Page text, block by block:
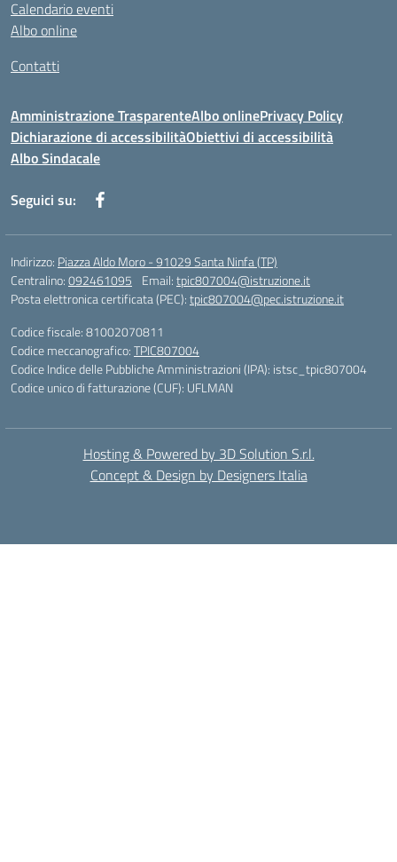
Calendario eventi
Albo online
Contatti
Amministrazione TrasparenteAlbo onlinePrivacy Policy
Dichiarazione di accessibilitàObiettivi di accessibilità
Albo Sindacale
Seguici su:
Indirizzo: Piazza Aldo Moro - 91029 Santa Ninfa (TP)
Centralino:092461095 Email:tpic807004@istruzione.it
Posta elettronica certificata (PEC):tpic807004@pec.istruzione.it
Codice fiscale: 81002070811
Codice meccanografico:TPIC807004
Codice Indice delle Pubbliche Amministrazioni (IPA): istsc_tpic807004
Codice unico di fatturazione (CUF): UFLMAN
Hosting & Powered by 3D Solution S.r.l.
Concept & Design by Designers Italia